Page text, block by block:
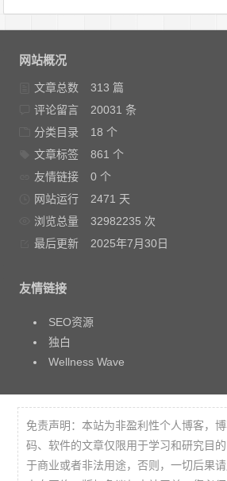
网站概况
文章总数
313 篇
评论留言
20031 条
分类目录
18 个
文章标签
861 个
友情链接
0 个
网站运行
2471 天
浏览总量
32982235 次
最后更新
2025年7月30日
友情链接
SEO资源
独白
Wellness Wave
免责声明：本站为非盈利性个人博客，
码、软件的文章仅限用于学习和研究目
于商业或者非法用途，否则，一切后果